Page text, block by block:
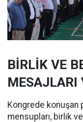
BİRLİK VE
MESAJLARI
Kongrede
mensupları, birlik